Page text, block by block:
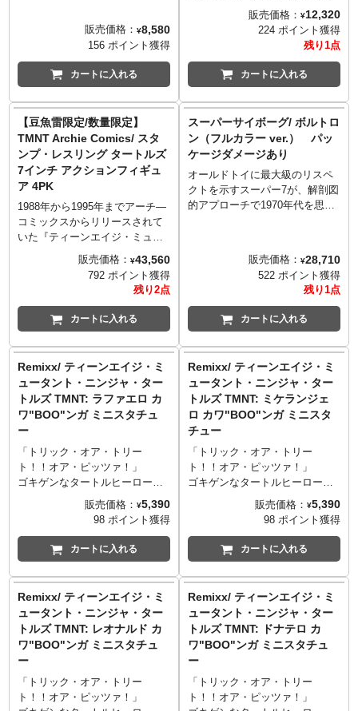
ズビン・ホテルのフロントマン
兼バーテンダーの「ハスク」。
不愛想な表情から長くて赤い眉
毛など、劇中の雰囲気をそのま
す！
販売価格： ¥8,580
156 ポイント獲得
カートに入れる
続けているタートルズたち。そ
のはじまりとなったコミックス
のデザインを元に、レオナル
ド、ラファエロ、ミケランジェ
ロ、ドナテロが、数々のタート
ルズフィギュアを生み出してき
ツ×タートルズで生み出すコミッ
ク版タートルズというだけで胸
にアツいものが込み上げます！
販売価格： ¥12,320
224 ポイント獲得
残り1点
カートに入れる
【豆魚雷限定/数量限定】
TMNT Archie Comics/ スタ
ンプ・レスリング タートルズ
7インチ アクションフィギュ
ア 4PK
1988年から1995年までアーチ―
コミックスからリリースされて
いた『ティーンエイジ・ミュー
タント・ニンジャ・タートルズ
アドベンチャーズ』。#7に収録
された、スタンプとスリングに
より小惑星で運営されている
「インターギャラクティック・
レスリング」に、天の川銀河代
表として出演を余儀なくされた
ネカから登場！レスリングらし
く、ゴングや場外乱闘にも役立
つパイプ椅子や消火器、ハンマ
ー（！？）なども付属します。
そしてパッケージアートは、
『ティーンエイジ・ミュータン
ト・ニンジャ・タートルズ アド
ベンチャーズ』のアーティス
リー·フィールズが担当！レスラ
ー姿の貴重なタートルズたちを
お見逃しなく！
※入荷数の減数などによりご予
納での入荷となる場合がござい
ます。またパッケージは輸送用
となりますため、パッケージに
多少の傷やダメージがある場合
もございます。
販売価格： ¥43,560
792 ポイント獲得
残り2点
カートに入れる
スーパーサイボーグ/ ボルトロ
ン（フルカラー ver.） パッ
ケージダメージあり
オールドトイに最大級のリスペ
クトを示すスーパー7が、解剖図
的アプローチで1970年代を思い
る夢いっぱいな「スーパーサイ
ボーグ」シリーズ。
今回フィーチャーされたのは、
80年代に『百獣王ゴライオン』
をベースに米国内でローカライ
トロン』。一見フルカラーのオ
ールドトイ風でありながら12カ
所のパネルを外し内部機構を楽
しめるのはロボットファンにと
ってはたまらない魅力を放つア
イテム！
販売価格： ¥28,710
522 ポイント獲得
残り1点
カートに入れる
Remixx/ ティーンエイジ・ミ
ュータント・ニンジャ・ター
トルズ TMNT: ラファエロ カ
ワ"BOO"ンガ ミニスタチュ
ー
「トリック・オア・トリー
ト！！オア・ピッツァ！」
ゴキゲンなタートルヒーローが
ハロウィンに参戦。ラファエロ
はサイのミュータントであるロ
ックス・テディの仮装をしてい
ます。コスチュームがピザの空
箱で作られているかようなデザ
甲冑風のバスケットにしまって
います。
※パッケージは輸送用となりま
すため、多少の傷やダメージが
ある場合もございます。
販売価格： ¥5,390
98 ポイント獲得
カートに入れる
Remixx/ ティーンエイジ・ミ
ュータント・ニンジャ・ター
トルズ TMNT: ミケランジェ
ロ カワ"BOO"ンガ ミニスタ
チュー
「トリック・オア・トリー
ト！！オア・ピッツァ！」
ゴキゲンなタートルヒーローが
ハロウィンに参戦。ミケランジ
ェロことマイキーは、イノシシ
のミュータントのビーバップの
仮装をしています。コスチュー
ムがピザの空箱で作られている
サリーまでこだわりを感じるデ
ザイン。お菓子がたっぷり入っ
た袋には、マウサーロボットが
かみついてぶら下がっていま
す。
※パッケージは輸送用となりま
すため、多少の傷やダメージが
販売価格： ¥5,390
98 ポイント獲得
カートに入れる
Remixx/ ティーンエイジ・ミ
ュータント・ニンジャ・ター
トルズ TMNT: レオナルド カ
ワ"BOO"ンガ ミニスタチュ
ー
「トリック・オア・トリー
ト！！オア・ピッツァ！」
Remixx/ ティーンエイジ・ミ
ュータント・ニンジャ・ター
トルズ TMNT: ドナテロ カ
ワ"BOO"ンガ ミニスタチュ
ー
「トリック・オア・トリー
ト！！オア・ピッツァ！」